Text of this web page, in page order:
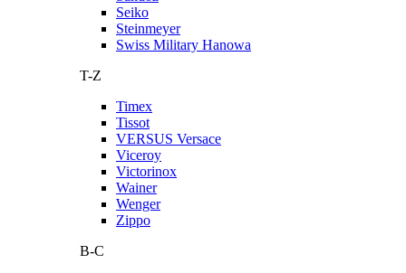
Seiko
Steinmeyer
Swiss Military Hanowa
T-Z
Timex
Tissot
VERSUS Versace
Viceroy
Victorinox
Wainer
Wenger
Zippo
В-С